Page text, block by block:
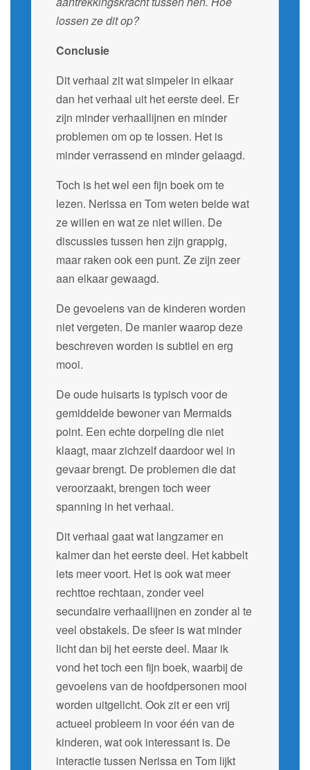
lossen ze dit op?
Conclusie
Dit verhaal zit wat simpeler in elkaar
dan het verhaal uit het eerste deel. Er
zijn minder verhaallijnen en minder
problemen om op te lossen. Het is
minder verrassend en minder gelaagd.
Toch is het wel een fijn boek om te
lezen. Nerissa en Tom weten beide wat
ze willen en wat ze niet willen. De
discussies tussen hen zijn grappig,
maar raken ook een punt. Ze zijn zeer
aan elkaar gewaagd.
De gevoelens van de kinderen worden
niet vergeten. De manier waarop deze
beschreven worden is subtiel en erg
mooi.
De oude huisarts is typisch voor de
gemiddelde bewoner van Mermaids
point. Een echte dorpeling die niet
klaagt, maar zichzelf daardoor wel in
gevaar brengt. De problemen die dat
veroorzaakt, brengen toch weer
spanning in het verhaal.
Dit verhaal gaat wat langzamer en
kalmer dan het eerste deel. Het kabbelt
iets meer voort. Het is ook wat meer
rechttoe rechtaan, zonder veel
secundaire verhaallijnen en zonder al te
veel obstakels. De sfeer is wat minder
licht dan bij het eerste deel. Maar ik
vond het toch een fijn boek, waarbij de
gevoelens van de hoofdpersonen mooi
worden uitgelicht. Ook zit er een vrij
actueel probleem in voor één van de
kinderen, wat ook interessant is. De
interactie tussen Nerissa en Tom lijkt